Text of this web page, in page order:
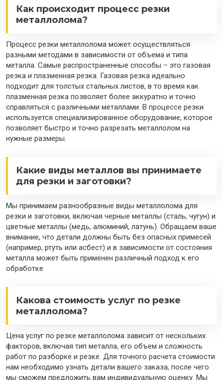
Как происходит процесс резки
металлолома?
Процесс резки металлолома может осуществляться
разными методами в зависимости от объема и типа
металла. Самые распространенные способы – это газовая
резка и плазменная резка. Газовая резка идеально
подходит для толстых стальных листов, в то время как
плазменная резка позволяет более аккуратно и точно
справляться с различными металлами. В процессе резки
используется специализированное оборудование, которое
позволяет быстро и точно разрезать металлолом на
нужные размеры.
Какие виды металлов вы принимаете
для резки и заготовки?
Мы принимаем разнообразные виды металлолома для
резки и заготовки, включая черные металлы (сталь, чугун) и
цветные металлы (медь, алюминий, латунь). Обращаем ваше
внимание, что детали должны быть без опасных примесей
(например, ртуть или асбест) и в зависимости от состояния
металла может быть применен различный подход к его
обработке.
Какова стоимость услуг по резке
металлолома?
Цена услуг по резке металлолома зависит от нескольких
факторов, включая тип металла, его объем и сложность
работ по разборке и резке. Для точного расчета стоимости
нам необходимо узнать детали вашего заказа, после чего
мы сможем предложить вам индивидуальную оценку. Мы